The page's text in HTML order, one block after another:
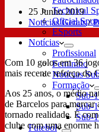
Technical
Oficial
ESports
Notícias
Profissional
Feminino
Notícias
Formação
Sub-
Sub-
Sub-
Futebol
25 Junho 2019
Notícias Gerais/
Com 10 golos em 36
mais recente reforço do
Aos 25 anos, o médio
de Barcelos para
tornado realidade. É
clube com uma enorme